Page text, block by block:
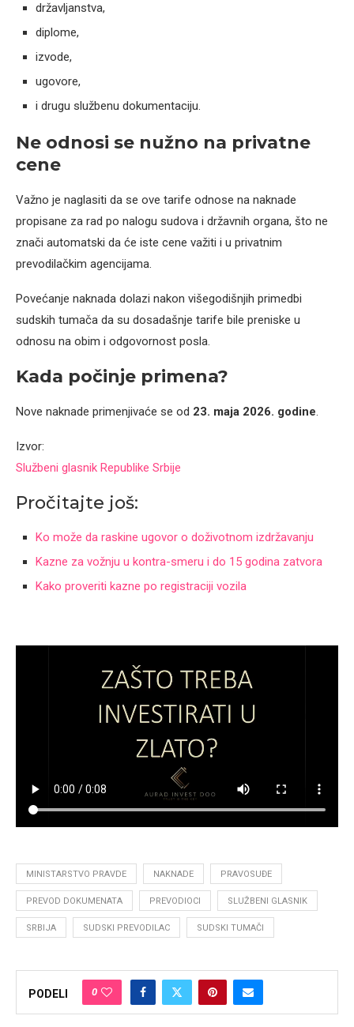
državljanstva,
diplome,
izvode,
ugovore,
i drugu službenu dokumentaciju.
Ne odnosi se nužno na privatne
cene
Važno je naglasiti da se ove tarife odnose na naknade
propisane za rad po nalogu sudova i državnih organa, što ne
znači automatski da će iste cene važiti i u privatnim
prevodilačkim agencijama.
Povećanje naknada dolazi nakon višegodišnjih primedbi
sudskih tumača da su dosadašnje tarife bile preniske u
odnosu na obim i odgovornost posla.
Kada počinje primena?
Nove naknade primenjivaće se od 23. maja 2026. godine.
Izvor:
Službeni glasnik Republike Srbije
Pročitajte još:
Ko može da raskine ugovor o doživotnom izdržavanju
Kazne za vožnju u kontra-smeru i do 15 godina zatvora
Kako proveriti kazne po registraciji vozila
MINISTARSTVO PRAVDE NAKNADE PRAVOSUĐE
PREVOD DOKUMENATA PREVODIOCI SLUŽBENI GLASNIK
SRBIJA SUDSKI PREVODILAC SUDSKI TUMAČI
PODELI 0